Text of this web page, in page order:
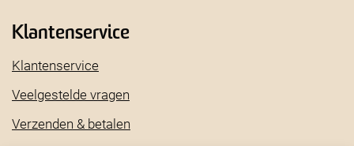
Klantenservice
Klantenservice
Veelgestelde vragen
Verzenden & betalen